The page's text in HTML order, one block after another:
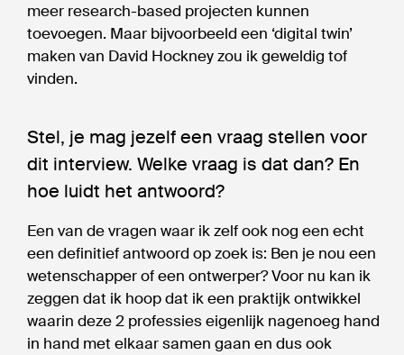
meer research-based projecten kunnen
toevoegen. Maar bijvoorbeeld een ‘digital twin’
maken van David Hockney zou ik geweldig tof
vinden.
Stel, je mag jezelf een vraag stellen voor
dit interview. Welke vraag is dat dan? En
hoe luidt het antwoord?
Een van de vragen waar ik zelf ook nog een echt
een definitief antwoord op zoek is: Ben je nou een
wetenschapper of een ontwerper? Voor nu kan ik
zeggen dat ik hoop dat ik een praktijk ontwikkel
waarin deze 2 professies eigenlijk nagenoeg hand
in hand met elkaar samen gaan en dus ook